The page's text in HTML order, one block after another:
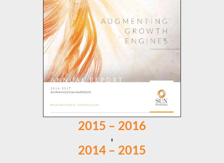
2015 – 2016
2014 – 2015